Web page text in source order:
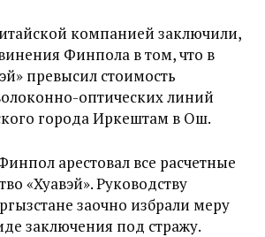
компанией заключили,
Финпола в том, что в
превысил стоимость
оптических линий
города Иркештам в Ош.
арестовал все расчетные
«Хуавэй». Руководству
заочно избрали меру
заключения под стражу.